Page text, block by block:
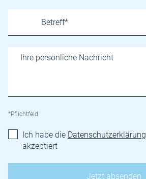
*Pflichtfeld
Ich habe die Datenschutzerklärung
akzeptiert